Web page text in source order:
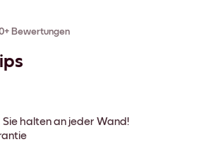
Bewertungen
Sie halten an jeder Wand!